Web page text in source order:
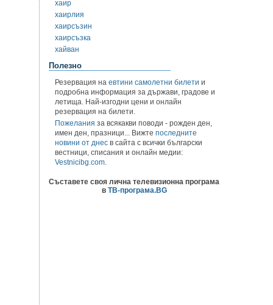
хаир
хаирлия
хаирсъзин
хаирсъзка
хайван
Полезно
Резервация на евтини самолетни билети и
подробна информация за държави, градове и
летища. Най-изгодни цени и онлайн
резервация на билети.
Пожелания за всякакви поводи - рожден ден,
имен ден, празници... Вижте последните
новини от днес в сайта с всички български
вестници, списания и онлайн медии:
Vestnicibg.com.
Съставете своя лична телевизионна програма
в ТВ-програма.BG